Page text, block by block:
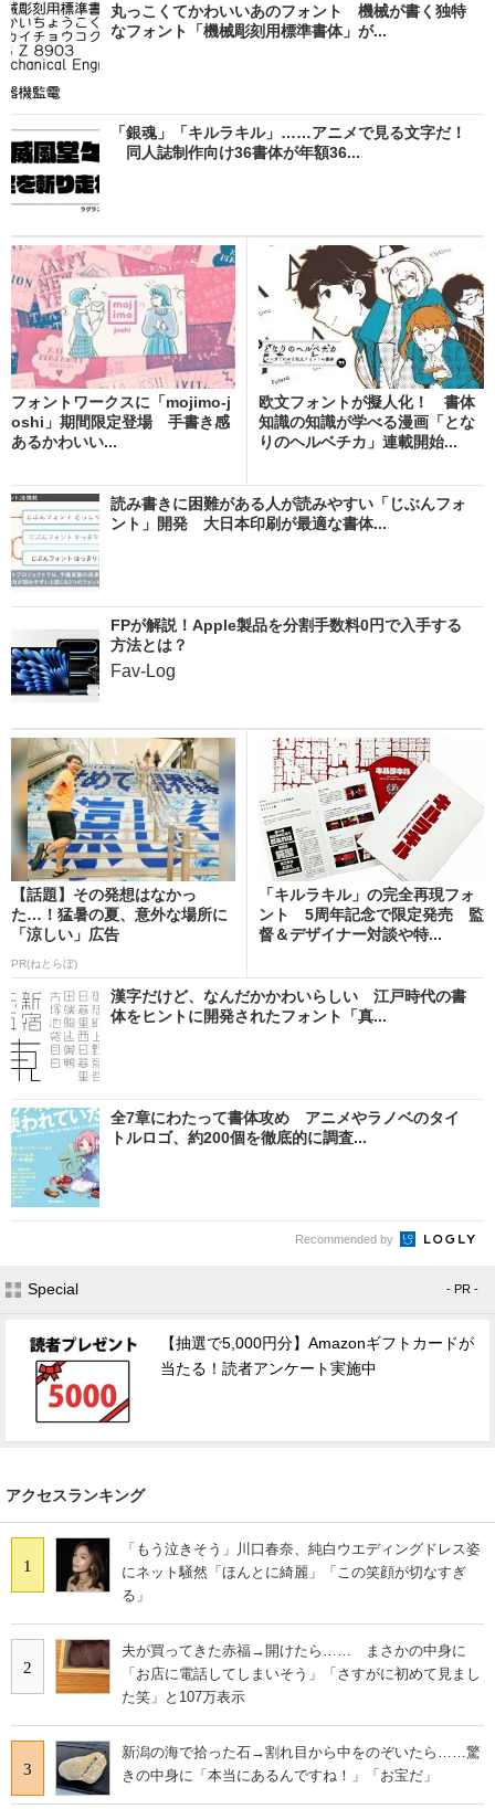
丸っこくてかわいいあのフォント 機械が書く独特
なフォント「機械彫刻用標準書体」が...
「銀魂」「キルラキル」……アニメで見る文字だ！
同人誌制作向け36書体が年額36...
フォントワークスに「mojimo-j
oshi」期間限定登場 手書き感
あるかわいい...
欧文フォントが擬人化！ 書体
知識の知識が学べる漫画「とな
りのヘルベチカ」連載開始...
読み書きに困難がある人が読みやすい「じぶんフォ
ント」開発 大日本印刷が最適な書体...
FPが解説！Apple製品を分割手数料0円で入手する
方法とは？
Fav-Log
【話題】その発想はなかっ
た…！猛暑の夏、意外な場所に
「涼しい」広告
PR(ねとらぼ)
「キルラキル」の完全再現フォ
ント 5周年記念で限定発売 監
督＆デザイナー対談や特...
漢字だけど、なんだかかわいらしい 江戸時代の書
体をヒントに開発されたフォント「真...
全7章にわたって書体攻め アニメやラノベのタイ
トルロゴ、約200個を徹底的に調査...
Recommended by
Special - PR -
【抽選で5,000円分】Amazonギフトカードが
当たる！読者アンケート実施中
アクセスランキング
1
「もう泣きそう」川口春奈、純白ウエディングドレス姿
にネット騒然「ほんとに綺麗」「この笑顔が切なすぎ
る」
2
夫が買ってきた赤福→開けたら…… まさかの中身に
「お店に電話してしまいそう」「さすがに初めて見まし
た笑」と107万表示
3
新潟の海で拾った石→割れ目から中をのぞいたら……驚
きの中身に「本当にあるんですね！」「お宝だ」